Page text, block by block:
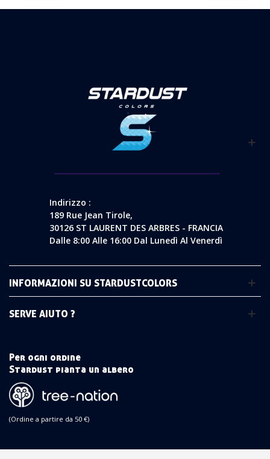
Indirizzo :
189 Rue Jean Tirole,
30126 ST LAURENT DES ARBRES - FRANCIA
Dalle 8:00 Alle 16:00 Dal Lunedì Al Venerdì
INFORMAZIONI SU STARDUSTCOLORS
SERVE AIUTO ?
Per ogni ordine
Stardust pianta un albero
(Ordine a partire da 50 €)